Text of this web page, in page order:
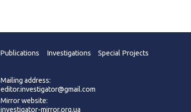
Publications Investigations Special Projects
Mailing address:
editor.investigator@gmail.com
Mirror website:
investigator-mirror.org.ua